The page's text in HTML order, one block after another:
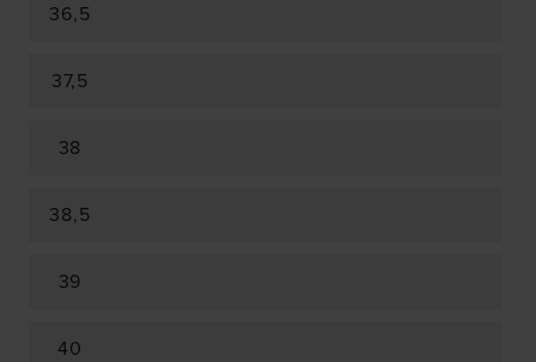
36,5
37,5
38
38,5
39
40